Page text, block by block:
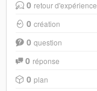
0 retour d'expérience
0 création
0 question
0 réponse
0 plan